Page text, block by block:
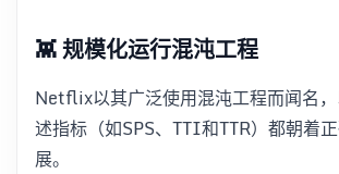
👾 规模化运行混沌工程
Netflix以其广泛使用混沌工程而闻名
述指标（如SPS、TTI和TTR）都朝着
展。